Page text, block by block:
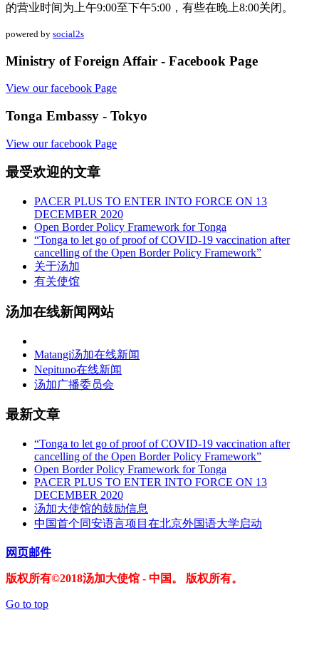
的营业时间为上午9:00至下午5:00，有些在晚上8:00关闭。
powered by social2s
Ministry of Foreign Affair - Facebook Page
View our facebook Page
Tonga Embassy - Tokyo
View our facebook Page
最受欢迎的文章
PACER PLUS TO ENTER INTO FORCE ON 13
DECEMBER 2020
Open Border Policy Framework for Tonga
“Tonga to let go of proof of COVID-19 vaccination after
cancelling of the Open Border Policy Framework”
关于汤加
有关使馆
汤加在线新闻网站
Matangi汤加在线新闻
Nepituno在线新闻
汤加广播委员会
最新文章
“Tonga to let go of proof of COVID-19 vaccination after
cancelling of the Open Border Policy Framework”
Open Border Policy Framework for Tonga
PACER PLUS TO ENTER INTO FORCE ON 13
DECEMBER 2020
汤加大使馆的鼓励信息
中国首个同安语言项目在北京外国语大学启动
网页邮件
版权所有©2018汤加大使馆 - 中国。 版权所有。
Go to top